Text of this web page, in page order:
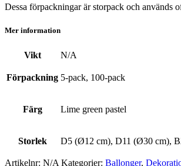
Dessa förpackningar är storpack och används
Mer information
Vikt N/A
Förpackning 5-pack, 100-pack
Färg Lime green pastel
Storlek D5 (Ø12 cm), D11 (Ø30 cm),
Artikelnr: N/A Kategorier: Ballonger,